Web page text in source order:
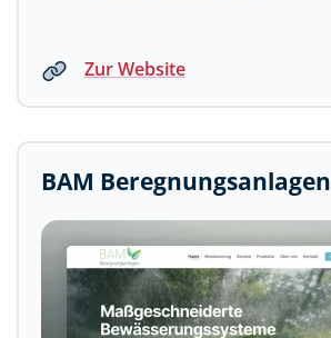
Zur Website
BAM Beregnungsanlagen